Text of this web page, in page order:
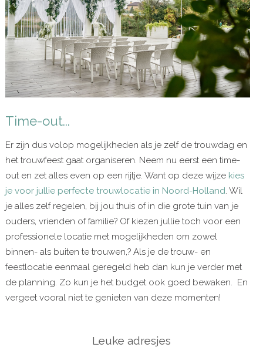
Time-out...
Er zijn dus volop mogelijkheden als je zelf de trouwdag en
het trouwfeest gaat organiseren. Neem nu eerst een time-
out en zet alles even op een rijtje. Want op deze wijzekies
je voor jullie perfecte trouwlocatie in Noord-Holland. Wil
je alles zelf regelen, bij jou thuis of in die grote tuin van je
ouders, vrienden of familie? Of kiezen jullie toch voor een
professionele locatie met mogelijkheden om zowel
binnen- als buiten te trouwen,? Als je de trouw- en
feestlocatie eenmaal geregeld heb dan kun je verder met
de planning. Zo kun je het budget ook goed bewaken. En
vergeet vooral niet te genieten van deze momenten!
Leuke adresjes